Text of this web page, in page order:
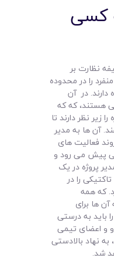
کسی
نظارت بر
را در محدوده
در آن
هستند، که که
زیر نظر دارند تا
آن ها به مدیر
فعالیت های
پیش می رود و
پروژه در یک
را در
که همه
ها برای
باید به درستی
و اعضای تیمی
به نهاد بالادستی
شد.